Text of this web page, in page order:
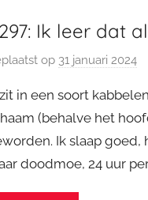
Ik leer dat
op 31 januari 2024d
o
r
M
a
in een soort
(behalve het
Ik slaap goed,
doodmoe, 24 uur